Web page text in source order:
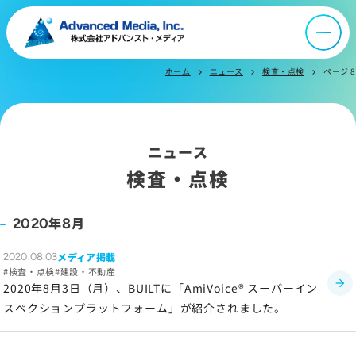
ニュース
お問い合わせ
サイトマップ
ホーム chevron_right ニュース chevron_right 検査・点検 chevron_right ページ 8
ニュース
検査・点検
2020年8月
2020.08.03メディア掲載
検査・点検 建設・不動産
2020年8月3日（月）、BUILTに「AmiVoice® スーパーイン
スペクションプラットフォーム」が紹介されました。